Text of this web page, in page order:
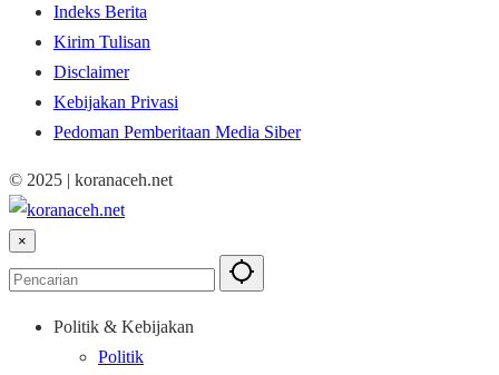
Indeks Berita
Kirim Tulisan
Disclaimer
Kebijakan Privasi
Pedoman Pemberitaan Media Siber
© 2025 | koranaceh.net
×
Politik & Kebijakan
Politik